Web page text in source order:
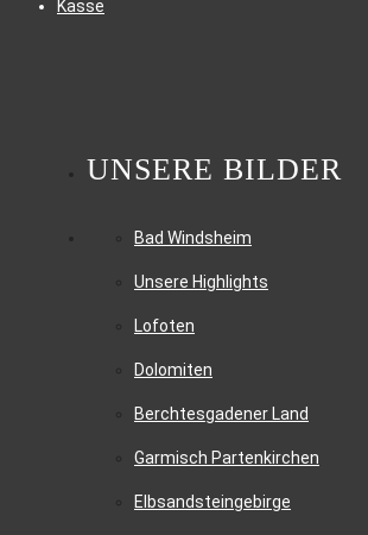
Kasse
UNSERE BILDER
Bad Windsheim
Unsere Highlights
Lofoten
Dolomiten
Berchtesgadener Land
Garmisch Partenkirchen
Elbsandsteingebirge